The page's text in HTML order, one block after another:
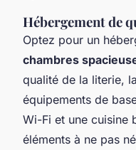
Hébergement de
Optez pour un
chambres
qualité de la literie,
équipements de
Wi-Fi et une cuisine
éléments à ne pas